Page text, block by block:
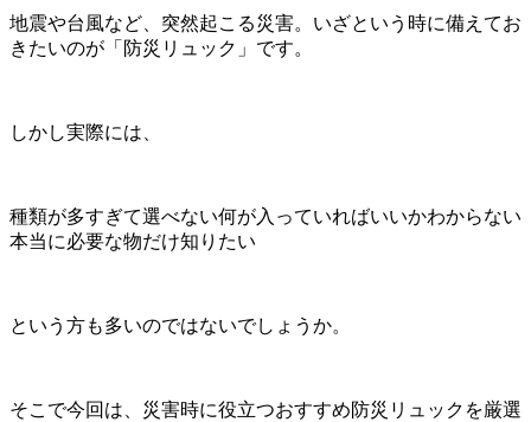
地震や台風など、突然起こる災害。いざという時に備えてお
きたいのが「防災リュック」です。
しかし実際には、
種類が多すぎて選べない何が入っていればいいかわからない
本当に必要な物だけ知りたい
という方も多いのではないでしょうか。
そこで今回は、災害時に役立つおすすめ防災リュックを厳選